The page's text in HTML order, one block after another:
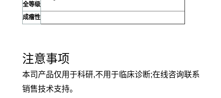
全等级
成瘤性
注意事项
本司产品仅用于科研,不用于临床诊断;在线咨询联系
销售技术支持。